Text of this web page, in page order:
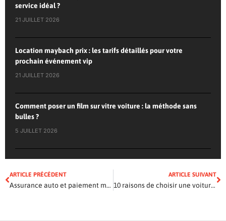
service idéal ?
21 JUILLET 2026
Location maybach prix : les tarifs détaillés pour votre
prochain événement vip
21 JUILLET 2026
Comment poser un film sur vitre voiture : la méthode sans
bulles ?
5 JUILLET 2026
ARTICLE PRÉCÉDENT
Assurance auto et paiement mensuel : Les explications
ARTICLE SUIVANT
10 raisons de choisir une voiture à moteur électrique